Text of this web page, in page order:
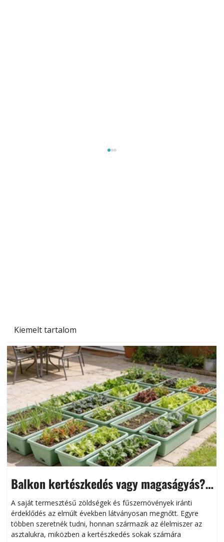
Kiemelt tartalom
Balkon kertészkedés vagy magaságyás?
Helytakarékos kertészkedés
A saját termesztésű zöldségek és fűszernövények iránti
érdeklődés az elmúlt években látványosan megnőtt. Egyre
többen szeretnék tudni, honnan származik az élelmiszer az
asztalukra, miközben a kertészkedés sokak számára